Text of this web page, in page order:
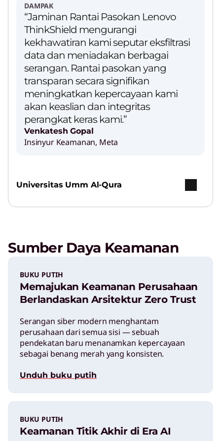
DAMPAK
“Jaminan Rantai Pasokan Lenovo
ThinkShield mengurangi
kekhawatiran kami seputar eksfiltrasi
data dan meniadakan berbagai
serangan. Rantai pasokan yang
transparan secara signifikan
meningkatkan kepercayaan kami
akan keaslian dan integritas
perangkat keras kami.”
Venkatesh Gopal
Insinyur Keamanan, Meta
Universitas Umm Al-Qura
Sumber Daya Keamanan
BUKU PUTIH
Memajukan Keamanan Perusahaan
Berlandaskan Arsitektur Zero Trust
Serangan siber modern menghantam
perusahaan dari semua sisi — sebuah
pendekatan baru menanamkan kepercayaan
sebagai benang merah yang konsisten.
Unduh buku putih
BUKU PUTIH
Keamanan Titik Akhir di Era AI